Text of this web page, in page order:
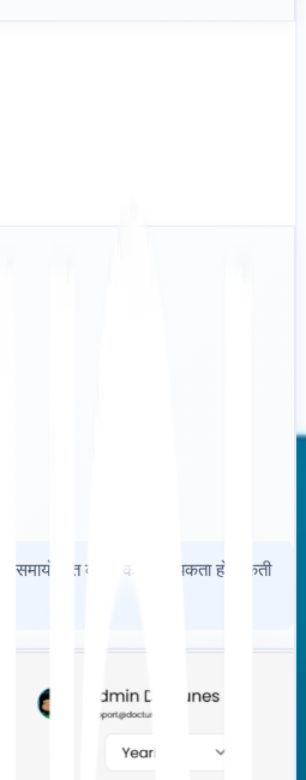
समायोजित करने की आवश्यकता हो सकती